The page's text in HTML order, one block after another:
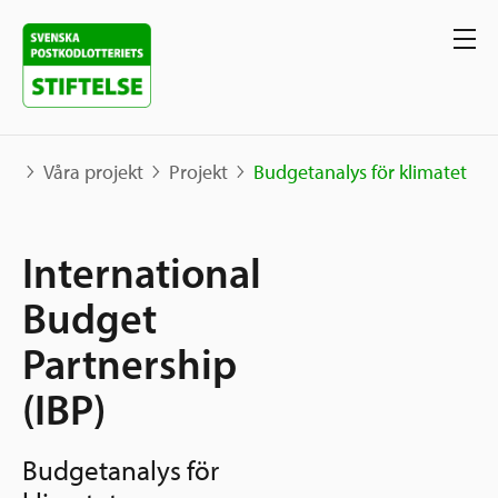
Projekt
Karta
Berättelser
Våra stöd
Sverige och övriga världen
Grannskapsinitiativet
Samhällsentreprenörskap
Sök stöd
Ansök
Våra projekt Projekt Budgetanalys för klimatet
International
Budget
Partnership
(IBP)
Budgetanalys för